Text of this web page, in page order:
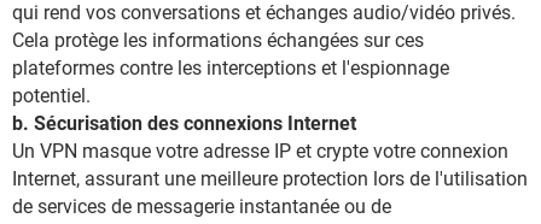
qui rend vos conversations et échanges audio/vidéo privés.
Cela protège les informations échangées sur ces
plateformes contre les interceptions et l'espionnage
potentiel.
b. Sécurisation des connexions Internet
Un VPN masque votre adresse IP et crypte votre connexion
Internet, assurant une meilleure protection lors de l'utilisation
de services de messagerie instantanée ou de